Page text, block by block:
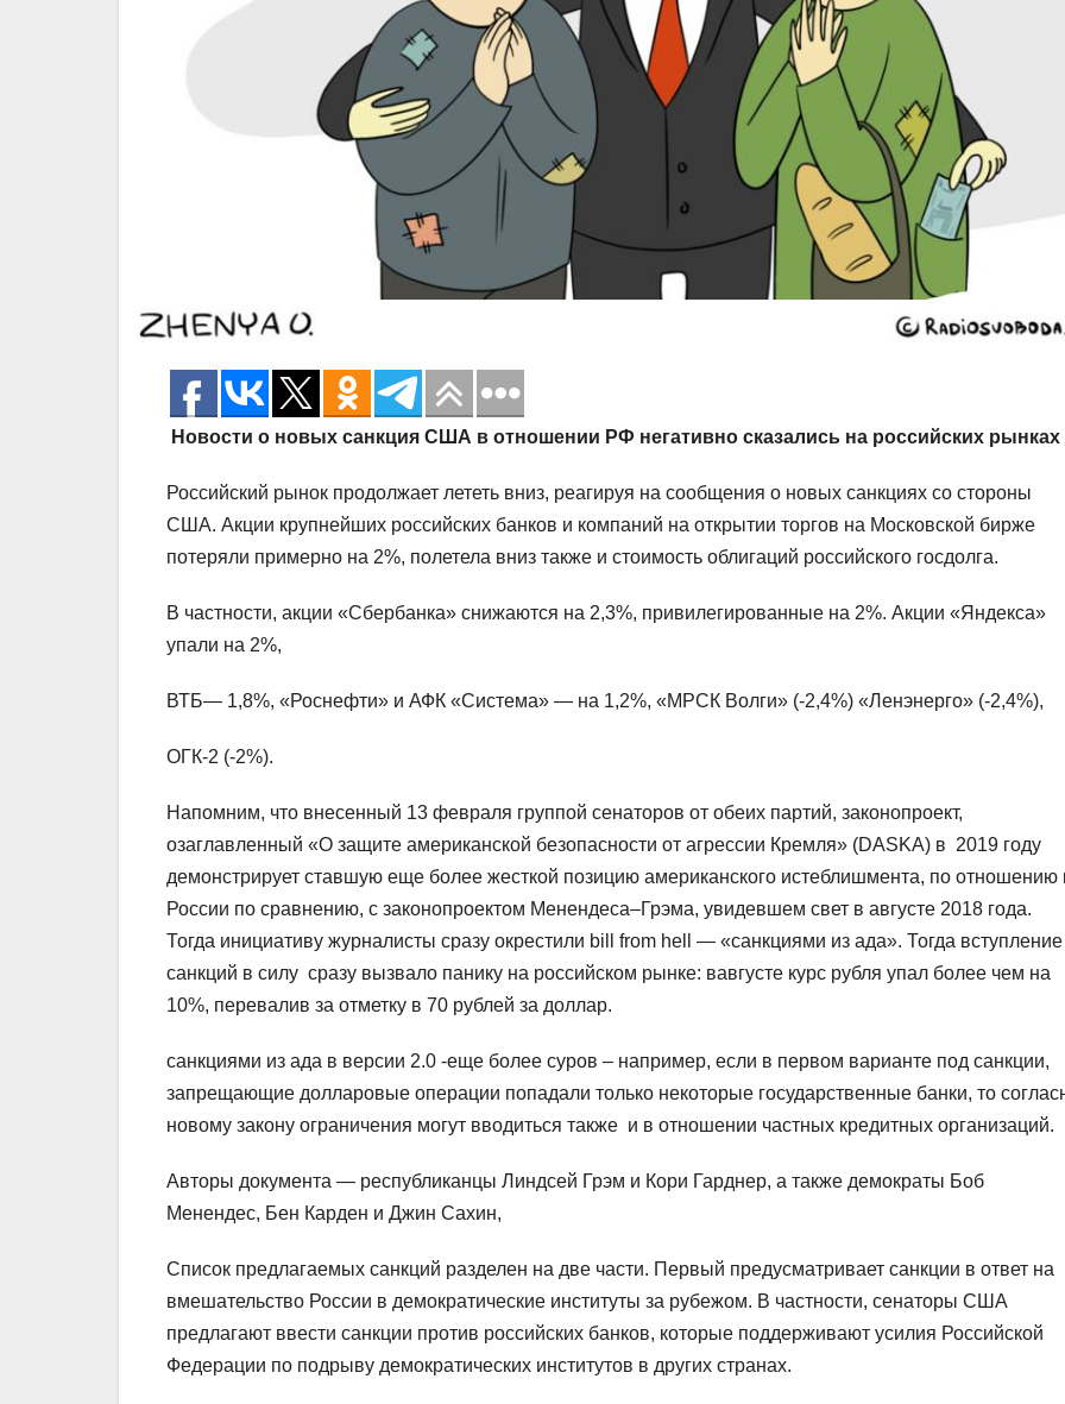
Новости о новых санкция США в отношении РФ негативно сказались на российских рынках
Российский рынок продолжает лететь вниз, реагируя на сообщения о новых санкциях со стороны
США. Акции крупнейших российских банков и компаний на открытии торгов на Московской бирже
потеряли примерно на 2%, полетела вниз также и стоимость облигаций российского госдолга.
В частности, акции «Сбербанка» снижаются на 2,3%, привилегированные на 2%. Акции «Яндекса»
упали на 2%,
ВТБ— 1,8%, «Роснефти» и АФК «Система» — на 1,2%, «МРСК Волги» (-2,4%) «Ленэнерго» (-2,4%),
ОГК-2 (-2%).
Напомним, что внесенный 13 февраля группой сенаторов от обеих партий, законопроект,
озаглавленный «О защите американской безопасности от агрессии Кремля» (DASKA) в 2019 году
демонстрирует ставшую еще более жесткой позицию американского истеблишмента, по отношению
России по сравнению, с законопроектом Менендеса–Грэма, увидевшем свет в августе 2018 года.
Тогда инициативу журналисты сразу окрестили bill from hell — «санкциями из ада». Тогда вступление
санкций в силу сразу вызвало панику на российском рынке: вавгусте курс рубля упал более чем на
10%, перевалив за отметку в 70 рублей за доллар.
санкциями из ада в версии 2.0 -еще более суров – например, если в первом варианте под санкции,
запрещающие долларовые операции попадали только некоторые государственные банки, то
новому закону ограничения могут вводиться также и в отношении частных кредитных организаций.
Авторы документа — республиканцы Линдсей Грэм и Кори Гарднер, а также демократы Боб
Менендес, Бен Карден и Джин Сахин,
Список предлагаемых санкций разделен на две части. Первый предусматривает санкции в ответ на
вмешательство России в демократические институты за рубежом. В частности, сенаторы США
предлагают ввести санкции против российских банков, которые поддерживают усилия Российской
Федерации по подрыву демократических институтов в других странах.